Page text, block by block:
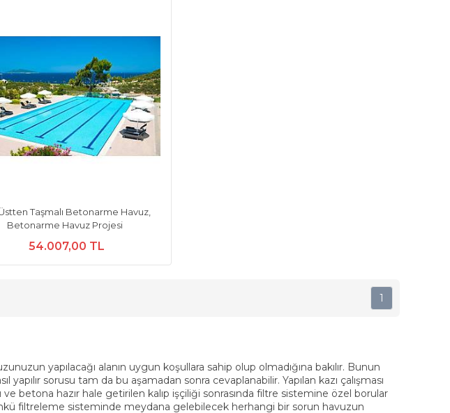
Taşmalı Betonarme Havuz,
Betonarme Havuz Projesi
54.007,00 TL
1
yapılacağı alanın uygun koşullara sahip olup olmadığına bakılır. Bunun
sorusu tam da bu aşamadan sonra cevaplanabilir. Yapılan kazı çalışması
betona hazır hale getirilen kalıp işçiliği sonrasında filtre sistemine özel borular
filtreleme sisteminde meydana gelebilecek herhangi bir sorun havuzun